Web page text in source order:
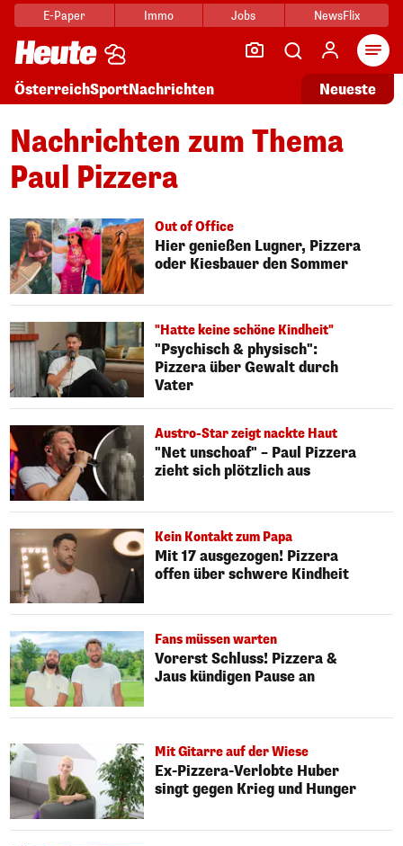
E-Paper Immo Jobs NewsFlix
ÖsterreichSportNachrichten Neueste
Nachrichten zum Thema
Paul Pizzera
Out of Office
Hier genießen Lugner, Pizzera
oder Kiesbauer den Sommer
"Hatte keine schöne Kindheit"
"Psychisch & physisch":
Pizzera über Gewalt durch
Vater
Austro-Star zeigt nackte Haut
"Net unschoaf" – Paul Pizzera
zieht sich plötzlich aus
Kein Kontakt zum Papa
Mit 17 ausgezogen! Pizzera
offen über schwere Kindheit
Fans müssen warten
Vorerst Schluss! Pizzera &
Jaus kündigen Pause an
Mit Gitarre auf der Wiese
Ex-Pizzera-Verlobte Huber
singt gegen Krieg und Hunger